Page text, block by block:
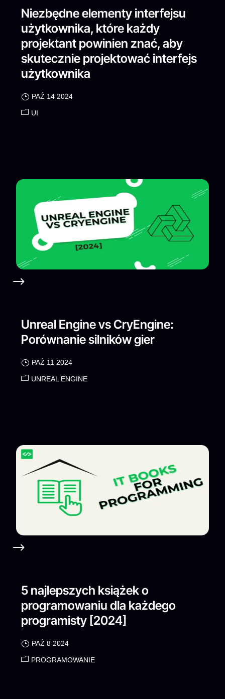
Niezbędne elementy interfejsu
użytkownika, które każdy
projektant powinien znać, aby
skutecznie projektować interfejs
użytkownika
PAŹ 14 2024
UI
Unreal Engine vs CryEngine:
Porównanie silników gier
PAŹ 11 2024
UNREAL ENGINE
5 najlepszych książek o
programowaniu dla każdego
programisty [2024]
PAŹ 8 2024
PROGRAMOWANIE